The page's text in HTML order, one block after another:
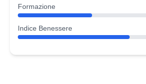
Formazione
Indice Benessere